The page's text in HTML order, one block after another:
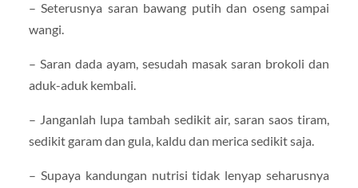
– Seterusnya saran bawang putih dan oseng sampai
wangi.
– Saran dada ayam, sesudah masak saran brokoli dan
aduk-aduk kembali.
– Janganlah lupa tambah sedikit air, saran saos tiram,
sedikit garam dan gula, kaldu dan merica sedikit saja.
– Supaya kandungan nutrisi tidak lenyap seharusnya